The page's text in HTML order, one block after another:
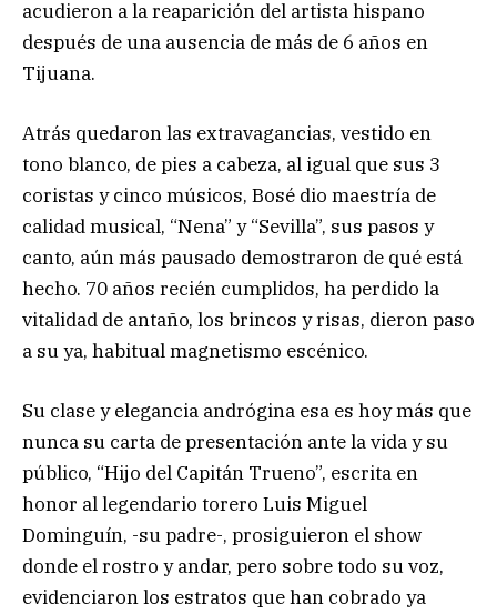
acudieron a la reaparición del artista hispano
después de una ausencia de más de 6 años en
Tijuana.
Atrás quedaron las extravagancias, vestido en
tono blanco, de pies a cabeza, al igual que sus 3
coristas y cinco músicos, Bosé dio maestría de
calidad musical, “Nena” y “Sevilla”, sus pasos y
canto, aún más pausado demostraron de qué está
hecho. 70 años recién cumplidos, ha perdido la
vitalidad de antaño, los brincos y risas, dieron paso
a su ya, habitual magnetismo escénico.
Su clase y elegancia andrógina esa es hoy más que
nunca su carta de presentación ante la vida y su
público, “Hijo del Capitán Trueno”, escrita en
honor al legendario torero Luis Miguel
Dominguín, -su padre-, prosiguieron el show
donde el rostro y andar, pero sobre todo su voz,
evidenciaron los estratos que han cobrado ya